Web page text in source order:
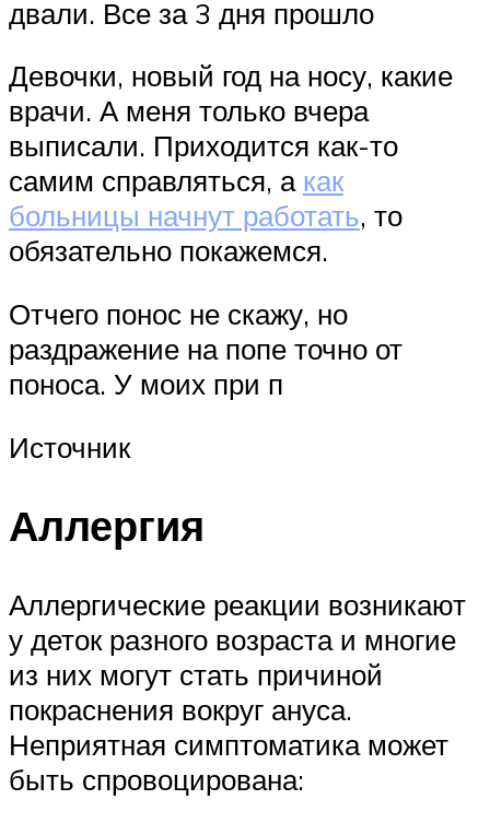
двали. Все за 3 дня прошло
Девочки, новый год на носу, какие
врачи. А меня только вчера
выписали. Приходится как-то
самим справляться, а как
больницы начнут работать, то
обязательно покажемся.
Отчего понос не скажу, но
раздражение на попе точно от
поноса. У моих при п
Источник
Аллергия
Аллергические реакции возникают
у деток разного возраста и многие
из них могут стать причиной
покраснения вокруг ануса.
Неприятная симптоматика может
быть спровоцирована: